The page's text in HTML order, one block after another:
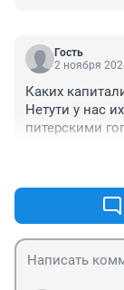
Гость
2 ноября
Каких
Нетути у нас
питерскими